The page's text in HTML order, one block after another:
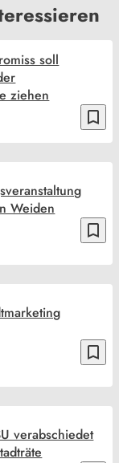
bookmark_border
soll
ziehen
bookmark_border
Weiden
bookmark_border
verabschiedet